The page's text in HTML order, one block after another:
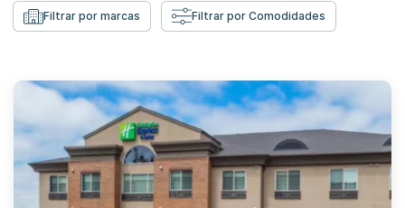
Filtrar por marcas Filtrar por Comodidades